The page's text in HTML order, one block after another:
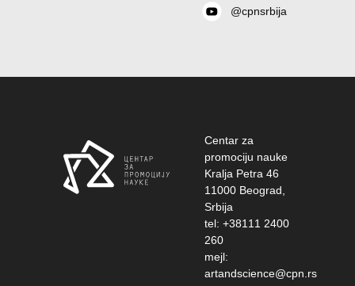
@cpnsrbija
Centar za
promociju nauke
Kralja Petra 46
11000 Beograd,
Srbija
tel: +38111 2400
260
mejl:
artandscience@cpn.rs